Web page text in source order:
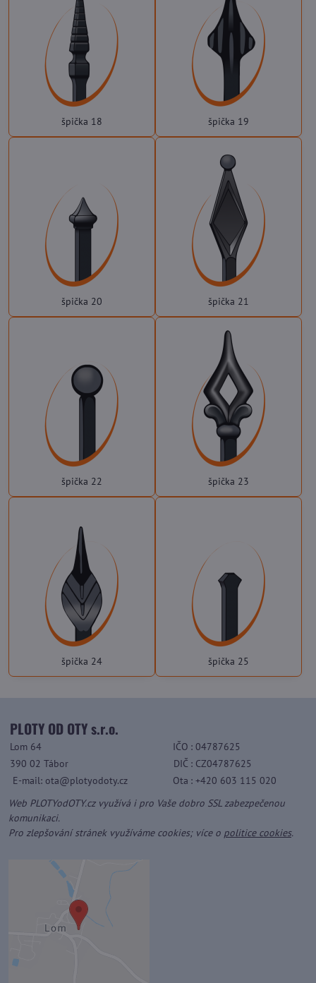
špička 18 špička 19
špička 20 špička 21
špička 22 špička 23
špička 24 špička 25
PLOTY OD OTY s.r.o.
Lom 64 IČO : 04787625
390 02 Tábor
DIČ : CZ04787625
E-mail: ota@plotyodoty.cz
Ota : +420 603 115 020
Web PLOTYodOTY.cz využívá i pro Vaše dobro SSL zabezpečenou
komunikaci.
Pro zlepšování stránek využíváme cookies; více o politice cookies.